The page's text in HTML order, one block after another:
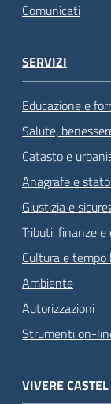
Comunicati
SERVIZI
Educazione e
Salute,
Catasto e
Anagrafe e
Giustizia e
Tributi, finanze
Cultura e tempo
Ambiente
Autorizzazioni
Strumenti on-
VIVERE